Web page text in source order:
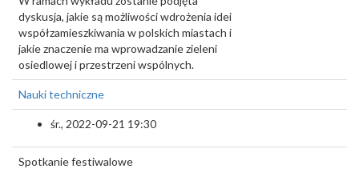
dyskusja, jakie są możliwości wdrożenia idei
współzamieszkiwania w polskich miastach i
jakie znaczenie ma wprowadzanie zieleni
osiedlowej i przestrzeni wspólnych.
Nauki techniczne
śr., 2022-09-21 19:30
Spotkanie festiwalowe